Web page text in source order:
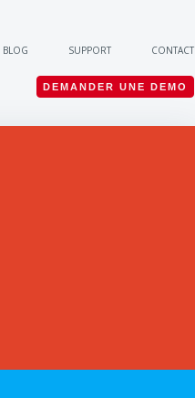
BLOG SUPPORT CONTACT
DEMANDER UNE DEMO